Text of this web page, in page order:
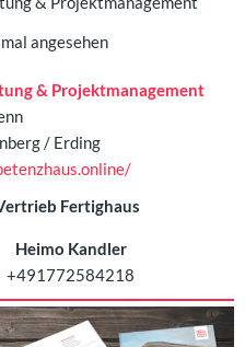
mal angesehen
& Projektmanagement
/ Erding
Fertighaus
Heimo Kandler
+491772584218